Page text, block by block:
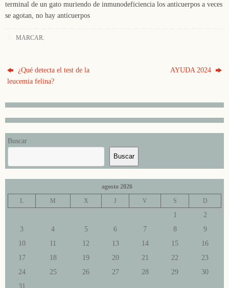
terminal de un gato muriendo de inmunodeficiencia los anticuerpos a veces
se agotan, no hay anticuerpos
MARCAR.
¿Qué detecta el test de la
leucemia felina?
AYUDA 2024
Buscar
Buscar
agosto 2026
L
M X J V S D
1
2
3
4 5 6 7 8
9
10
11 12 13 14 15
16
17
18 19 20 21 22
23
24
25 26 27 28 29
30
31